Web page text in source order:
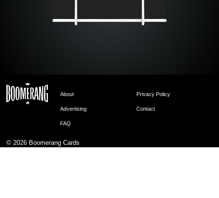
About Privacy Policy
Advertising Contact
FAQ
© 2026 Boomerang Cards